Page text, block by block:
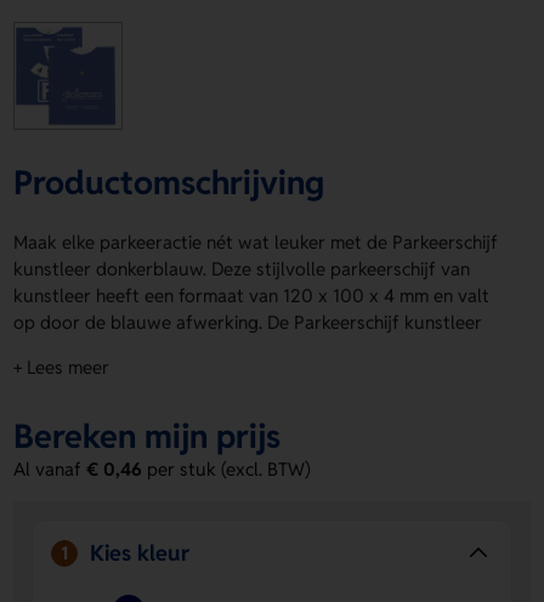
Productomschrijving
Maak elke parkeeractie nét wat leuker met de Parkeerschijf
kunstleer donkerblauw. Deze stijlvolle parkeerschijf van
kunstleer heeft een formaat van 120 x 100 x 4 mm en valt
op door de blauwe afwerking. De Parkeerschijf kunstleer
uitstraling. Op product kun je eenvoudig een logo, naam of
of vraag een prijs op.
Voordelen van de Parkeerschijf
Ruimte voor personalisatie
Laat eenvoudig een logo,
naam of eigen ontwerp aanbrengen op product.
+ Lees meer
Bereken mijn prijs
Al vanaf€ 0,46 per stuk (excl. BTW)
1 Kies kleur